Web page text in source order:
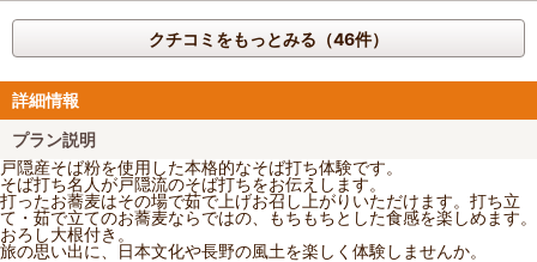
クチコミをもっとみる（46件）
詳細情報
プラン説明
戸隠産そば粉を使用した本格的なそば打ち体験です。
そば打ち名人が戸隠流のそば打ちをお伝えします。
打ったお蕎麦はその場で茹で上げお召し上がりいただけます。打ち立
て・茹で立てのお蕎麦ならではの、もちもちとした食感を楽しめます。
おろし大根付き。
旅の思い出に、日本文化や長野の風土を楽しく体験しませんか。